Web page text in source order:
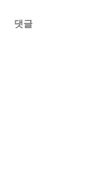
댓글